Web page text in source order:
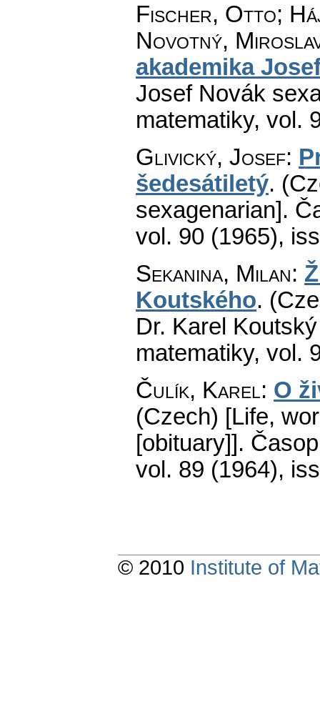
Fischer, Otto;
Novotný,
akademika
Josef Novák
matematiky, vol.
Glivický, Josef:
šedesátiletý.
sexagenarian].
vol. 90 (1965),
Sekanina, Milan:
Koutského.
Dr. Karel
matematiky, vol.
Čulík, Karel: O
(Czech) [Life,
[obituary]].
vol. 89 (1964),
© 2010 Institute of